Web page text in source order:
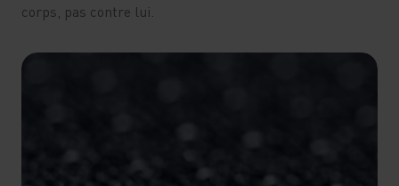
corps, pas contre lui.